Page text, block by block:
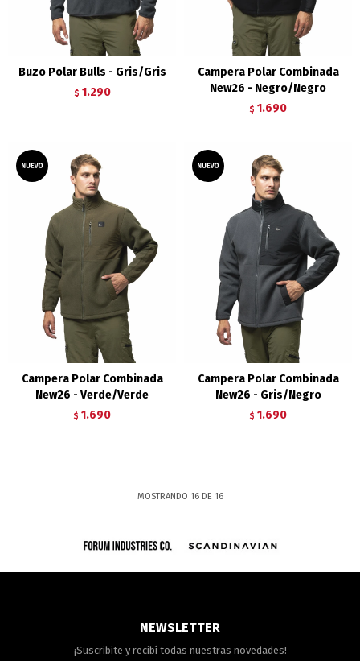
Buzo Polar Bulls - Gris/Gris
$ 1.290
Campera Polar Combinada
New26 - Negro/Negro
$ 1.690
Campera Polar Combinada
New26 - Verde/Verde
$ 1.690
Campera Polar Combinada
New26 - Gris/Negro
$ 1.690
MOSTRANDO 16DE 16
NEWSLETTER
¡Suscribite y recibí todas nuestras novedades!